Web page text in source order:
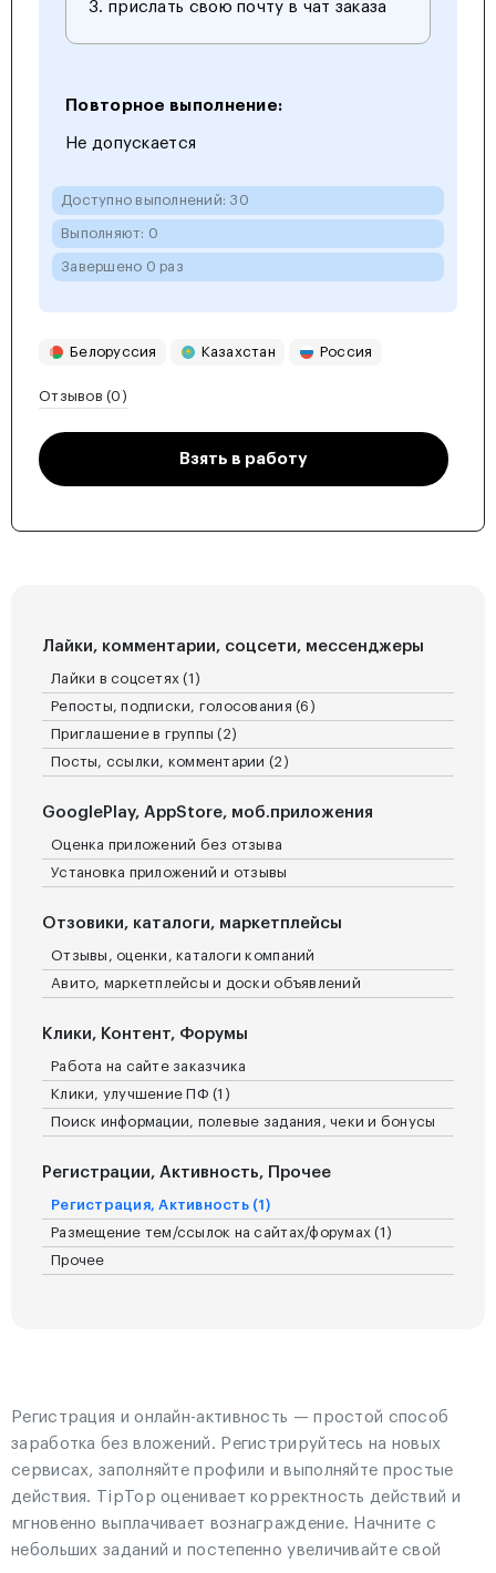
прислать свою почту в чат заказа
Повторное выполнение:
Не допускается
Доступно выполнений: 30
Выполняют: 0
Завершено 0 раз
Белоруссия Казахстан Россия
Отзывов (0)
Взять в работу
Лайки, комментарии, соцсети, мессенджеры
Лайки в соцсетях (1)
Репосты, подписки, голосования (6)
Приглашение в группы (2)
Посты, ссылки, комментарии (2)
GooglePlay, AppStore, моб.приложения
Оценка приложений без отзыва
Установка приложений и отзывы
Отзовики, каталоги, маркетплейсы
Отзывы, оценки, каталоги компаний
Авито, маркетплейсы и доски объявлений
Клики, Контент, Форумы
Работа на сайте заказчика
Клики, улучшение ПФ (1)
Поиск информации, полевые задания, чеки и бонусы
Регистрации, Активность, Прочее
Регистрация, Активность (1)
Размещение тем/ссылок на сайтах/форумах (1)
Прочее
Регистрация и онлайн-активность — простой способ
заработка без вложений. Регистрируйтесь на новых
сервисах, заполняйте профили и выполняйте простые
действия. TipTop оценивает корректность действий и
мгновенно выплачивает вознаграждение. Начните с
небольших заданий и постепенно увеличивайте свой